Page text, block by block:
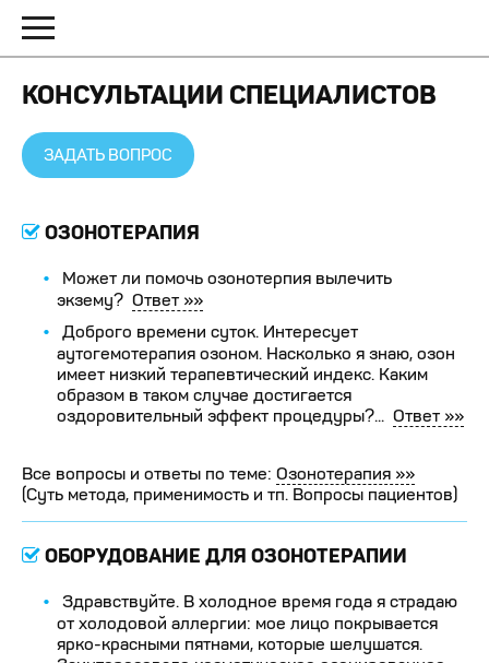
КОНСУЛЬТАЦИИ СПЕЦИАЛИСТОВ
ЗАДАТЬ ВОПРОС
ОЗОНОТЕРАПИЯ
Может ли помочь озонотерпия вылечить
экзему? Ответ »»
Доброго времени суток. Интересует
аутогемотерапия озоном. Насколько я знаю, озон
имеет низкий терапевтический индекс. Каким
образом в таком случае достигается
оздоровительный эффект процедуры?... Ответ »»
Все вопросы и ответы по теме: Озонотерапия »»
(Суть метода, применимость и тп. Вопросы пациентов)
ОБОРУДОВАНИЕ ДЛЯ ОЗОНОТЕРАПИИ
Здравствуйте. В холодное время года я страдаю
от холодовой аллергии: мое лицо покрывается
ярко-красными пятнами, которые шелушатся.